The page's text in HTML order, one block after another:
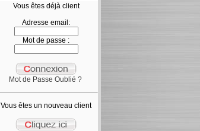
Vous êtes déjà client
Adresse email:
Mot de passe :
Mot de Passe Oublié ?
Vous êtes un nouveau client